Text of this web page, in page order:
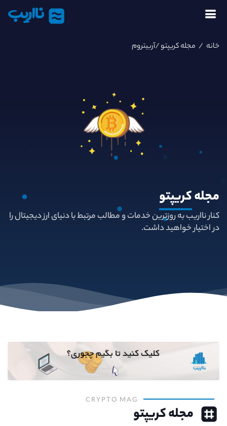
نااریب
خانه / مجله کریپتو/آربیتروم
مجلهکریپتو
کنار نااریب به روزترین خدمات و مطالب مرتبط با دنیای ارز دیجیتال را
در اختیار خواهید داشت.
CRYPTO MAG
مجله کریپتو